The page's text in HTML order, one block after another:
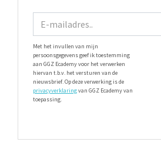
Met het invullen van mijn
persoonsgegevens geef ik toestemming
aan GGZ Ecademy voor het verwerken
hiervan t.b.v. het versturen van de
nieuwsbrief. Op deze verwerking is de
privacyverklaringvan GGZ Ecademy van
toepassing.